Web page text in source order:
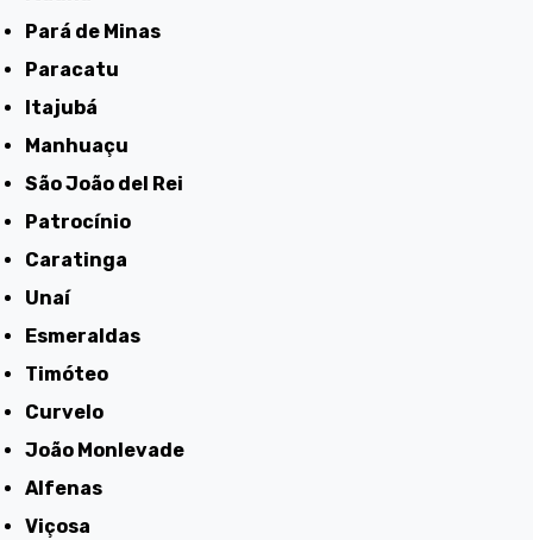
Pará de Minas
Paracatu
Itajubá
Manhuaçu
São João del Rei
Patrocínio
Caratinga
Unaí
Esmeraldas
Timóteo
Curvelo
João Monlevade
Alfenas
Viçosa